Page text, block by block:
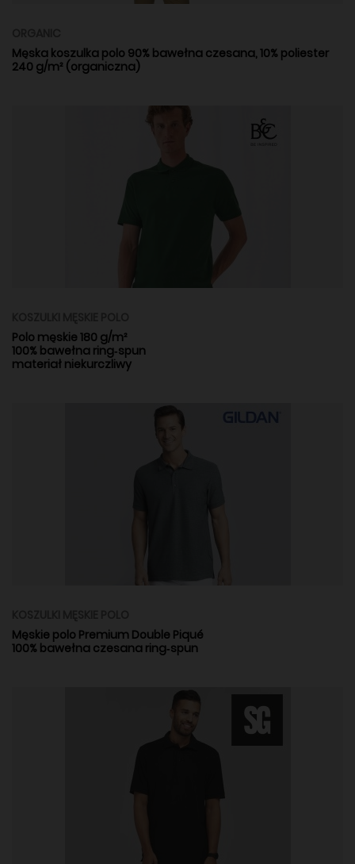
Męska koszulka polo 90% bawełna czesana, 10% poliester
240 g/m² (organiczna)
Polo męskie 180 g/m²
100% bawełna ring‑spun
materiał niekurczliwy
Męskie polo Premium Double Piqué
100% bawełna czesana ring‑spun